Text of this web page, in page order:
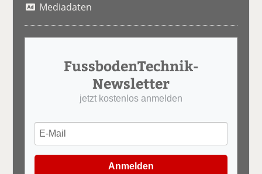
Mediadaten
FussbodenTechnik-
Newsletter
jetzt kostenlos anmelden
Anmelden